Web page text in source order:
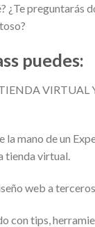
¿Te preguntarás
puedes:
VIRTUAL
la mano de un
tienda virtual.
web a
con tips,